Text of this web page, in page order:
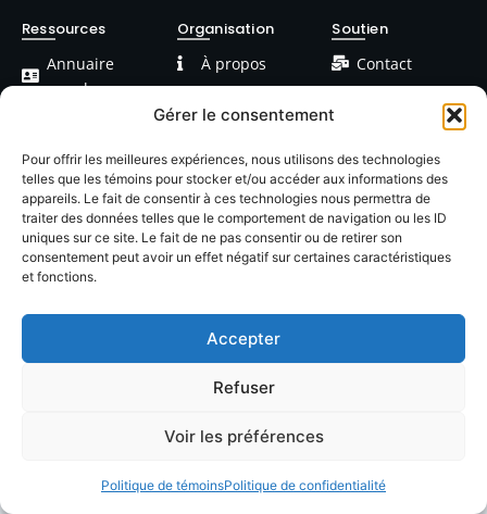
Gérer le consentement
Pour offrir les meilleures expériences, nous utilisons des technologies
telles que les témoins pour stocker et/ou accéder aux informations des
appareils. Le fait de consentir à ces technologies nous permettra de
traiter des données telles que le comportement de navigation ou les ID
uniques sur ce site. Le fait de ne pas consentir ou de retirer son
consentement peut avoir un effet négatif sur certaines caractéristiques
et fonctions.
Accepter
Refuser
Voir les préférences
Politique de témoinsPolitique de confidentialité
Ressources
Annuaire
membres
membre
Blog / Articles
Organisation
À propos
FAQ
Événements
Soutien
Contact
© 2026 LACOP Tous droits réservés | propulsé par
Confidentialté